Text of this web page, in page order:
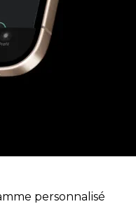
personnalisé